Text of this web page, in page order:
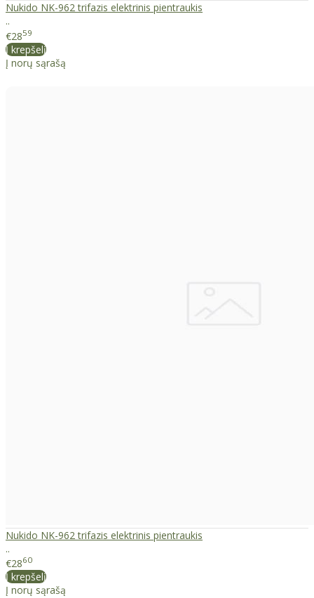
Nukido NK-962 trifazis elektrinis pientraukis
..
€2859
Į krepšelį
Į norų sąrašą
Nukido NK-962 trifazis elektrinis pientraukis
..
€2860
Į krepšelį
Į norų sąrašą